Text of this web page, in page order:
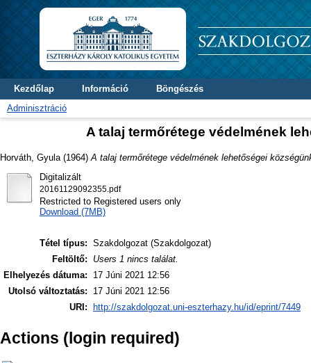
Kezdőlap Információ
Böngészés
Adminisztráció
A talaj termőrétege védelmének
Horváth, Gyula (1964) A talaj termőrétege védelmének lehetőségei
Digitalizált
20161129092355.pdf
Restricted to Registered users only
Download (7MB)
Tétel típus: Szakdolgozat (Szakdolgozat)
Feltöltő:
Users 1 nincs találat.
Elhelyezés dátuma:
17 Júni 2021 12:56
Utolsó változtatás:
17 Júni 2021 12:56
URI:
http://szakdolgozat.uni-eszterhazy.hu/id/eprint/7449
Actions (login required)